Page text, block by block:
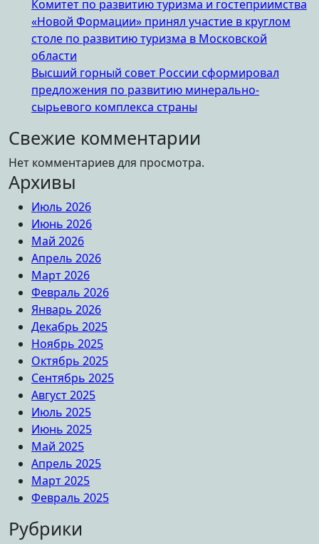
Комитет по развитию туризма и гостеприимства
«Новой Формации» принял участие в круглом
столе по развитию туризма в Московской
области
Высший горный совет России сформировал
предложения по развитию минерально-
сырьевого комплекса страны
Свежие комментарии
Нет комментариев для просмотра.
Архивы
Июль 2026
Июнь 2026
Май 2026
Апрель 2026
Март 2026
Февраль 2026
Январь 2026
Декабрь 2025
Ноябрь 2025
Октябрь 2025
Сентябрь 2025
Август 2025
Июль 2025
Июнь 2025
Май 2025
Апрель 2025
Март 2025
Февраль 2025
Рубрики